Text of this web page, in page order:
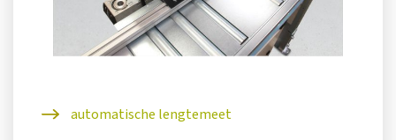
automatische lengtemeet